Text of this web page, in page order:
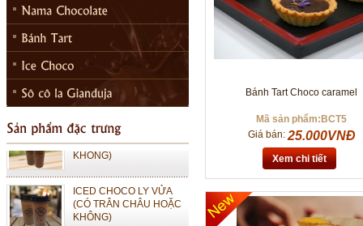
LỚN (CÓ TRÂN CHÂU
ICED CHOCO MOKA LY
VỪA (CÓ TRÂN CHÂU
HOẶC KHÔNG)
(CÓ TRÂN CHÂU HOẶC
KHÔNG)
ICED CHOCO LY VỬA
(CÓ TRÂN CHÂU HOẶC
KHÔNG)
Bánh Tart Choco caramel
Mã sản phẩm:BCT5
Giá bán: 25.000VNĐ
Xem chi tiết